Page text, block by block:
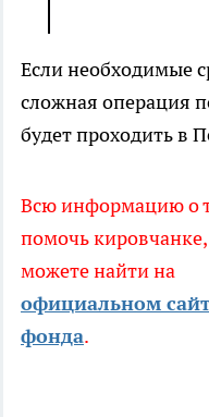
Если необходимые
сложная операция
будет проходить в
Всю информацию о
помочь
можете найти на
официальном
фонда.